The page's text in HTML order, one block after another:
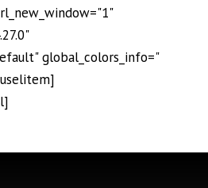
global_colors_info="